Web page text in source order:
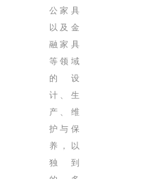
公家具
以及金
融家具
等领域
的设
计、生
产、维
护与保
养，以
独到